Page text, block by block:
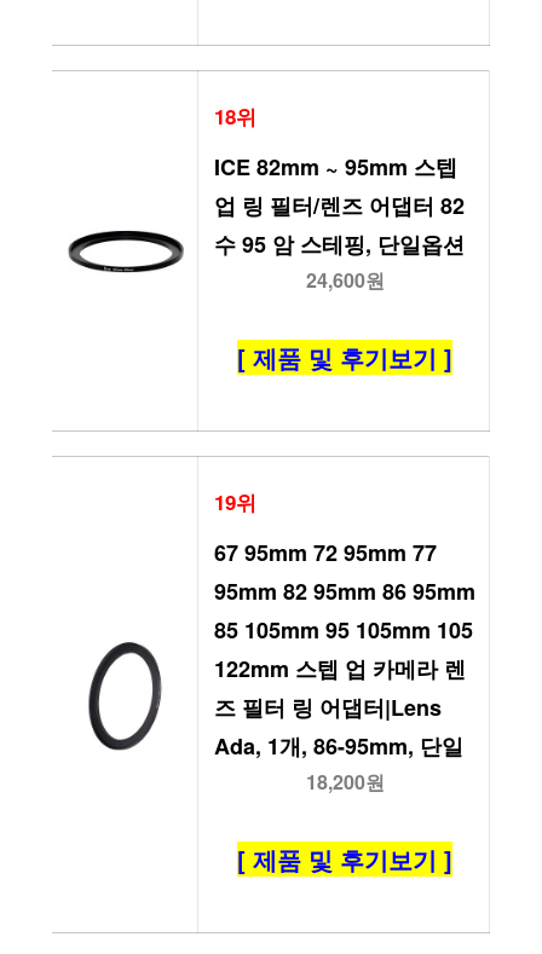
18위
ICE 82mm ~ 95mm 스텝
업 링 필터/렌즈 어댑터 82
수 95 암 스테핑, 단일옵션
24,600원
[ 제품 및 후기보기 ]
19위
67 95mm 72 95mm 77
95mm 82 95mm 86 95mm
85 105mm 95 105mm 105
122mm 스텝 업 카메라 렌
즈 필터 링 어댑터|Lens
Ada, 1개, 86-95mm, 단일
18,200원
[ 제품 및 후기보기 ]